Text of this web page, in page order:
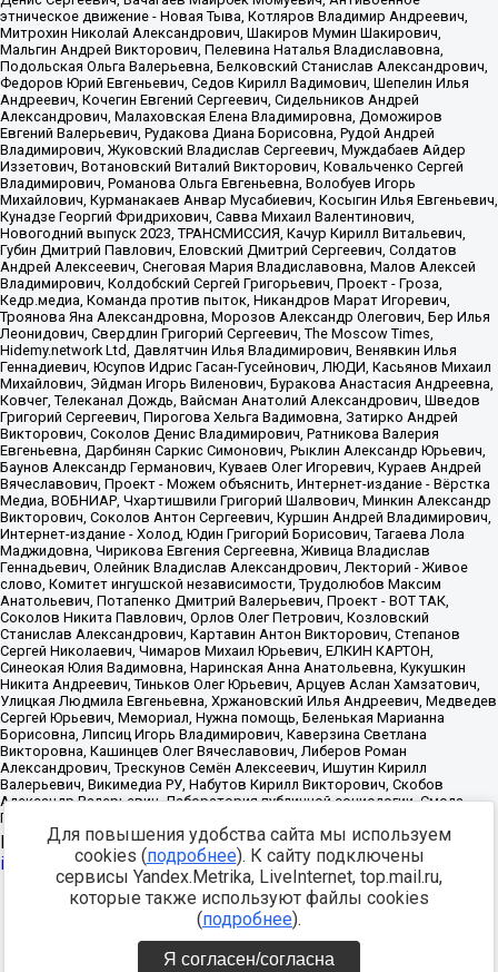
Источник:https://minjust.gov.ru/uploaded/files/reestr-
inostrannyih-agentov-22-03-2024.pdfданные на22.03.2024
Разработка -
Для повышения удобства сайта мы используем
cookies (подробнее). К сайту подключены
сервисы Yandex.Metrika, LiveInternet, top.mail.ru,
которые также используют файлы cookies
(подробнее).
Я согласен/согласна